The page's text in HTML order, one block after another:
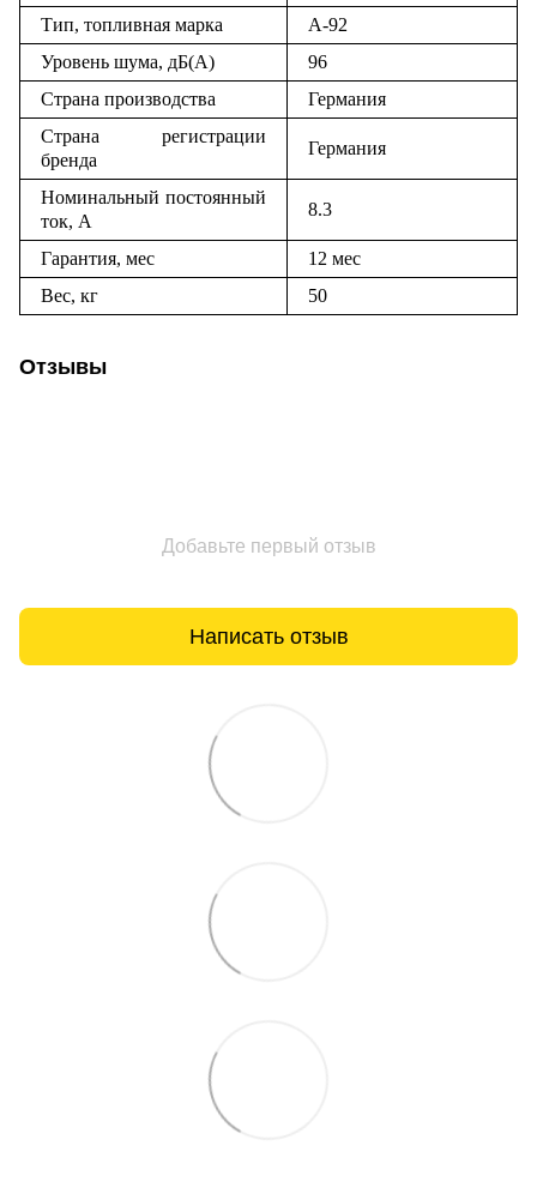
Тип, топливная марка
А-92
Уровень шума, дБ(А)
96
Страна производства
Германия
Страна регистрации
бренда
Германия
Номинальный постоянный
ток, А
8.3
Гарантия, мес
12 мес
Вес, кг
50
Отзывы
Добавьте первый отзыв
Написать отзыв